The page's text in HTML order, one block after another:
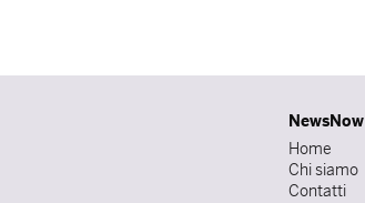
NewsNow
Home
Chi siamo
Contatti